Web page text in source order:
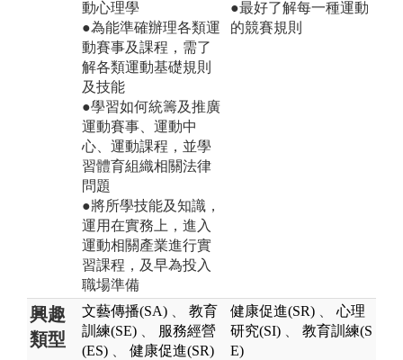
動心理學
●為能準確辦理各類運
動賽事及課程，需了
解各類運動基礎規則
及技能
●學習如何統籌及推廣
運動賽事、運動中
心、運動課程，並學
習體育組織相關法律
問題
●將所學技能及知識，
運用在實務上，進入
運動相關產業進行實
習課程，及早為投入
職場準備
●最好了解每一種運動
的競賽規則
興趣
類型
文藝傳播(SA)
教育
訓練(SE)
服務經營
(ES)
健康促進(SR)
健康促進(SR)
心理
研究(SI)
教育訓練(S
E)